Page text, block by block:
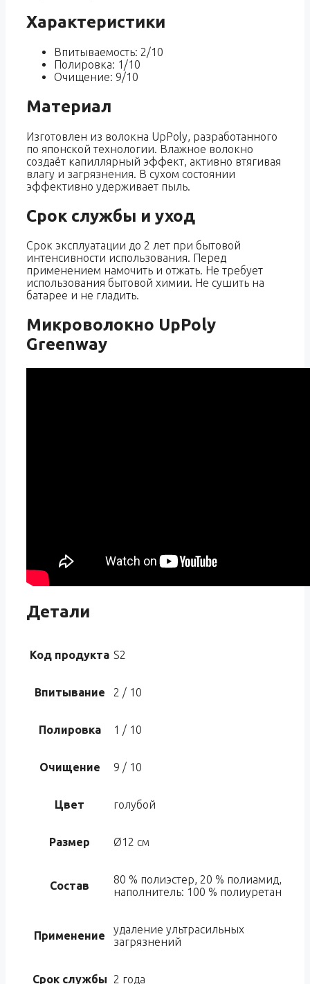
Характеристики
Впитываемость: 2/10
Полировка: 1/10
Очищение: 9/10
Материал
Изготовлен из волокна UpPoly, разработанного
по японской технологии. Влажное волокно
создаёт капиллярный эффект, активно втягивая
влагу и загрязнения. В сухом состоянии
эффективно удерживает пыль.
Срок службы и уход
Срок эксплуатации до 2 лет при бытовой
интенсивности использования. Перед
применением намочить и отжать. Не требует
использования бытовой химии. Не сушить на
батарее и не гладить.
Микроволокно UpPoly
Greenway
Детали
Код продукта S2
Впитывание 2 / 10
Полировка 1 / 10
Очищение 9 / 10
Цвет голубой
Размер Ø12 см
Состав
80 % полиэстер, 20 % полиамид,
наполнитель: 100 % полиуретан
Применение
удаление ультрасильных
загрязнений
Срок службы 2 года